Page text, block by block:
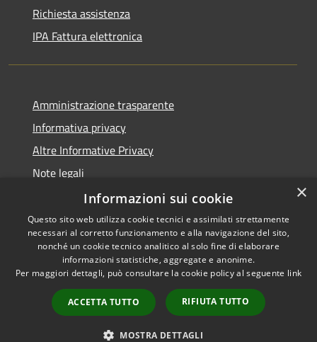
Richiesta assistenza
IPA Fattura elettronica
Amministrazione trasparente
Informativa privacy
Altre Informative Privacy
Note legali
Dichiarazione di accessibilità
RSS
Accessibilità
Copyright © 2026 • Comune di
Altamura • Powered by
Municipium•
Accesso
redazione
×
Informazioni sui cookie
Questo sito web utilizza cookie tecnici e assimilati strettamente
necessari al corretto funzionamento e alla navigazione del sito,
nonché un cookie tecnico analitico al solo fine di elaborare
informazioni statistiche, aggregate e anonime.
Per maggiori dettagli, può consultare la cookie policy al seguente link
ACCETTA TUTTO RIFIUTA TUTTO
MOSTRA DETTAGLI